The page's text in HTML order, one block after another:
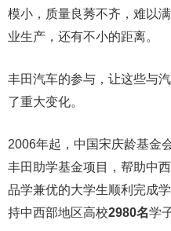
模小，质量良莠不齐，难以
业生产，还有不小的距离。
丰田汽车的参与，让这些与
了重大变化。
2006年起，中国宋庆龄基金
丰田助学基金项目，帮助中
品学兼优的大学生顺利完成
持中西部地区高校2980名学